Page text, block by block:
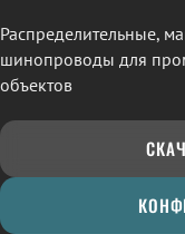
Распределительные,
шинопроводы для
объектов